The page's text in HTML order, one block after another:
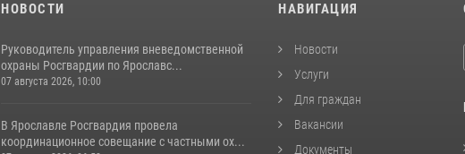
НОВОСТИ
Руководитель управления вневедомственной
охраны Росгвардии по Ярославс...
07 августа 2026, 10:00
В Ярославле Росгвардия провела
координационное совещание с частными ох...
НАВИГАЦИЯ
Новости
Услуги
Для граждан
Вакансии
Документы